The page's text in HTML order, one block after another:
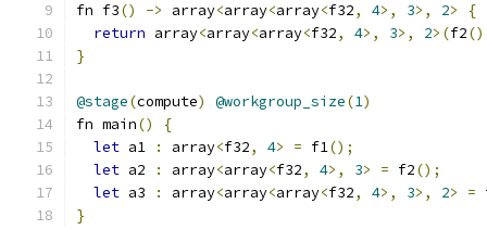
fn f3() -> array<array<array<f32, 4>, 3>, 2>
{
return array<array<array<f32, 4>, 3>, 2>(f2
}
@stage(compute) @workgroup_size(1)
fn main()
{
let a1 : array<f32, 4> = f1();
let a2 : array<array<f32, 4>, 3> = f2();
let a3 : array<array<array<f32, 4>, 3>, 2> =
}